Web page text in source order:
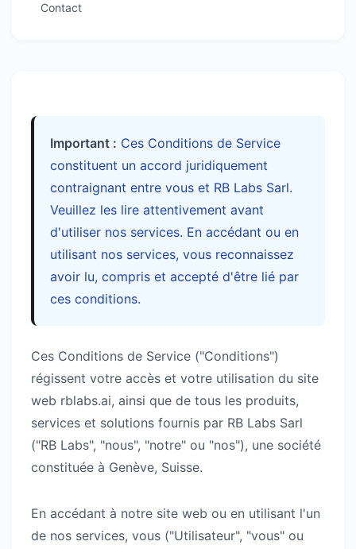
Contact
Important : Ces Conditions de Service
constituent un accord juridiquement
contraignant entre vous et RB Labs Sarl.
Veuillez les lire attentivement avant
d'utiliser nos services. En accédant ou en
utilisant nos services, vous reconnaissez
avoir lu, compris et accepté d'être lié par
ces conditions.
Ces Conditions de Service ("Conditions")
régissent votre accès et votre utilisation du site
web rblabs.ai, ainsi que de tous les produits,
services et solutions fournis par RB Labs Sarl
("RB Labs", "nous", "notre" ou "nos"), une société
constituée à Genève, Suisse.
En accédant à notre site web ou en utilisant l'un
de nos services, vous ("Utilisateur", "vous" ou